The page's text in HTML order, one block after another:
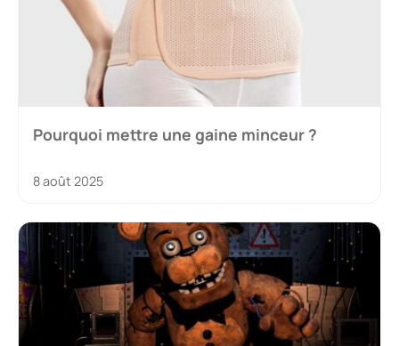
Pourquoi mettre une gaine minceur ?
8 août 2025